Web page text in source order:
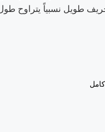
طويل نسبياً يتراوح